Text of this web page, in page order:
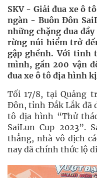
SKV - Giải đua xe ô
ngàn - Buôn Đôn
những chặng đua
rừng núi hiểm trở
gập ghềnh. Với tinh
mình, gần 200 vận
đua xe ô tô địa hình
Tối 17/8, tại Quảng
Đôn, tỉnh Đắk Lắk đã
tô địa hình “Thử
SaiLun Cup 2023”.
thẳng, nhà vô địch
nay đã chính thức lộ